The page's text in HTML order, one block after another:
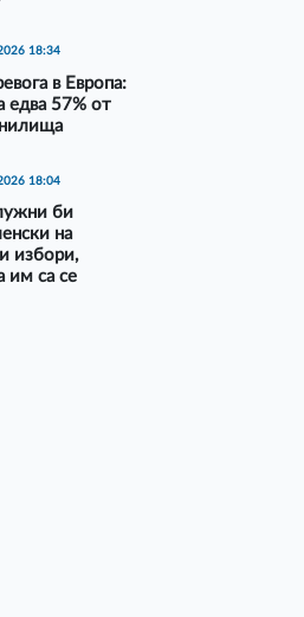
18:34
в Европа:
едва 57% от
18:04
би
на
избори,
им са се